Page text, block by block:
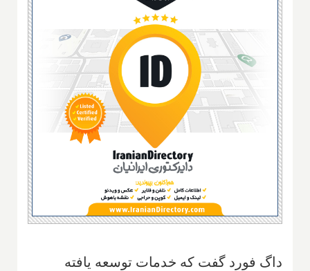
داگ فورد گفت که خدمات توسعه یافته